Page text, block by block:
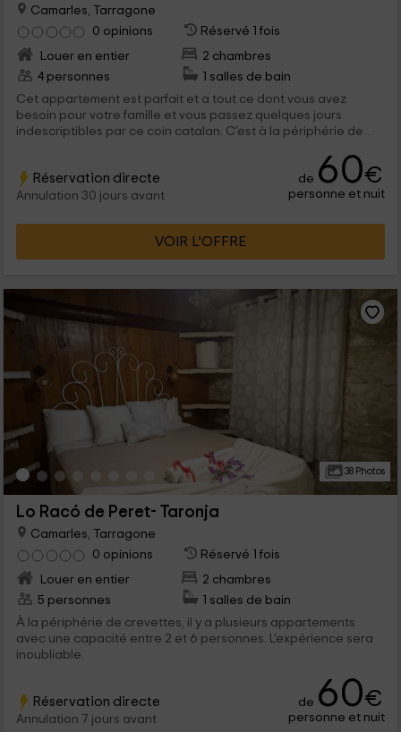
Camarles, Tarragone
0 opinions
Réservé 1 fois
Louer en entier
2 chambres
4 personnes
1 salles de bain
Cet appartement est parfait et a tout ce dont vous avez
besoin pour votre famille et vous passez quelques jours
indescriptibles par ce coin catalan. C'est à la périphérie de
est de tarragone. La région est parfaite pour profiter de la
mer, de la montagne ou de la ville lors de vacances
inoubliables.
Réservation directe
Annulation 30 jours avant
de 60€
personne et nuit
VOIR L’OFFRE
38 Photos
Lo Racó de Peret- Taronja
Camarles, Tarragone
0 opinions
Réservé 1 fois
Louer en entier
2 chambres
5 personnes
1 salles de bain
À la périphérie de crevettes, il y a plusieurs appartements
avec une capacité entre 2 et 6 personnes. L'expérience sera
inoubliable.
Réservation directe
Annulation 7 jours avant
de 60€
personne et nuit